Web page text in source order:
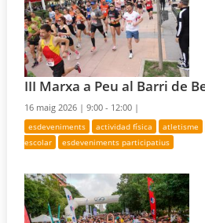
III Marxa a Peu al Barri de
16 maig 2026 |9:00 - 12:00 |
esdeveniments actividad física atletisme
escolar
esdeveniments participatius